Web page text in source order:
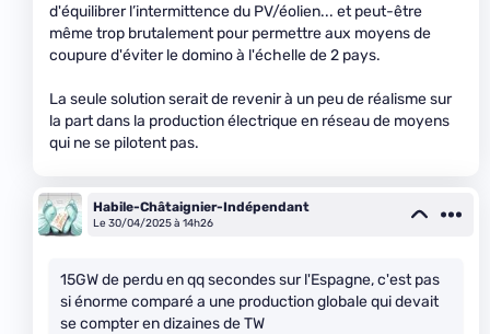
d'équilibrer l’intermittence du PV/éolien... et peut-être
même trop brutalement pour permettre aux moyens de
coupure d'éviter le domino à l'échelle de 2 pays.
La seule solution serait de revenir à un peu de réalisme sur
la part dans la production électrique en réseau de moyens
qui ne se pilotent pas.
Habile-Châtaignier-Indépendant
Le 30/04/2025 à 14h26
15GW de perdu en qq secondes sur l'Espagne, c'est pas
si énorme comparé a une production globale qui devait
se compter en dizaines de TW